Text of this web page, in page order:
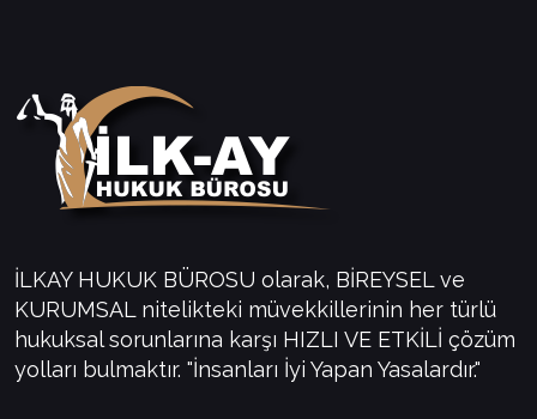
İLKAY HUKUK BÜROSU olarak, BİREYSEL ve
KURUMSAL nitelikteki müvekkillerinin her türlü
hukuksal sorunlarına karşı HIZLI VE ETKİLİ çözüm
yolları bulmaktır. "İnsanları İyi Yapan Yasalardır."